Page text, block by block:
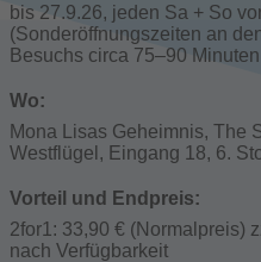
bis 27.9.26, jeden Sa + So
(Sonderöffnungszeiten an
Besuchs circa 75–90 Minuten
Wo:
Mona Lisas Geheimnis, The
Westflügel, Eingang 18, 6.
Vorteil und Endpreis:
2for1: 33,90 € (Normalpreis)
nach Verfügbarkeit